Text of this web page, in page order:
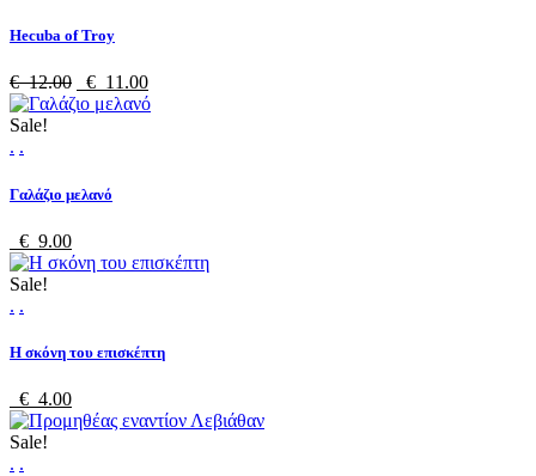
Hecuba of Troy
€ 12.00 € 11.00
Sale!
. .
Γαλάζιο μελανό
€ 9.00
Sale!
. .
Η σκόνη του επισκέπτη
€ 4.00
Sale!
. .